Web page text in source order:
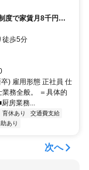
度で家賃月8千円＆
徒歩5分
) 雇用形態 正社員 仕
務全般。 ＝具体的
房業務...
育休あり
交通費支給
あり
次へ